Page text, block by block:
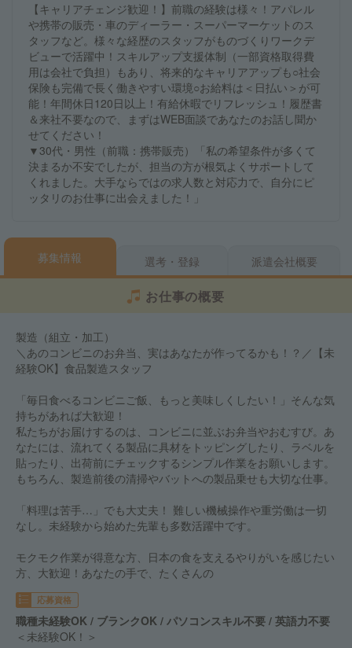
【キャリアチェンジ歓迎！】前職の経験は様々！アパレル
や携帯の販売・車のディーラー・スーパーマーケットのス
タッフなど。様々な経歴のスタッフがものづくりワークデ
ビューで活躍中！スキルアップ支援体制（一部資格取得費
用は会社で負担）もあり、将来的なキャリアアップも○社会
保険も完備で長く働きやすい環境○お給料は＜日払い＞が可
能！年間休日120日以上！有給休暇でリフレッシュ！履歴書
＆来社不要なので、まずはWEB面談であなたのお話し聞か
せてください！
▼30代・男性（前職：携帯販売）「私の希望条件が多くて
決まるか不安でしたが、担当の方が根気よくサポートして
くれました。大手ならではの求人数と対応力で、自分にピ
ッタリのお仕事に出会えました！」
募集情報 選考・登録 派遣会社概要
お仕事の概要
製造（組立・加工）
＼あのコンビニのお弁当、実はあなたが作ってるかも！？／【未
経験OK】食品製造スタッフ
「毎日食べるコンビニご飯、もっと美味しくしたい！」そんな気
持ちがあれば大歓迎！
私たちがお届けするのは、コンビニに並ぶお弁当やおむすび。あ
なたには、流れてくる製品に具材をトッピングしたり、ラベルを
貼ったり、出荷前にチェックするシンプル作業をお願いします。
もちろん、製造前後の清掃やバットへの製品乗せも大切な仕事。
「料理は苦手…」でも大丈夫！ 難しい機械操作や重労働は一切
なし。未経験から始めた先輩も多数活躍中です。
モクモク作業が得意な方、日本の食を支えるやりがいを感じたい
方、大歓迎！あなたの手で、たくさんの
応募資格
職種未経験OK / ブランクOK / パソコンスキル不要 / 英語力不要
＜未経験OK！＞